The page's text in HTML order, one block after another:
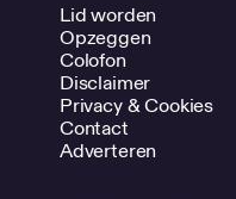
Lid worden
Opzeggen
Colofon
Disclaimer
Privacy & Cookies
Contact
Adverteren